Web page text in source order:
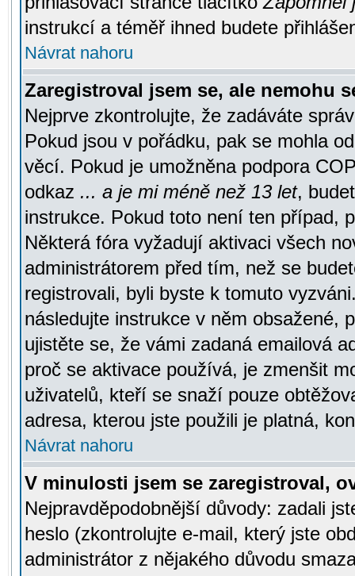
instrukcí a téměř ihned budete
Návrat nahoru
Zaregistroval jsem se, ale nemohu
Nejprve zkontrolujte, že zadáváte
Pokud jsou v pořádku, pak se mohla
věcí. Pokud je umožněna podpora
odkaz ... a je mi méně než 13 let,
instrukce. Pokud toto není ten případ,
Některá fóra vyžadují aktivaci všech
administrátorem před tím, než se
registrovali, byli byste k tomuto
následujte instrukce v něm obsažené,
ujistěte se, že vámi zadaná emailová
proč se aktivace používá, je zmenšit
uživatelů, kteří se snaží pouze
adresa, kterou jste použili je platná,
Návrat nahoru
V minulosti jsem se zaregistroval,
Nejpravděpodobnější důvody: zadali
heslo (zkontrolujte e-mail, který jste
administrátor z nějakého důvodu